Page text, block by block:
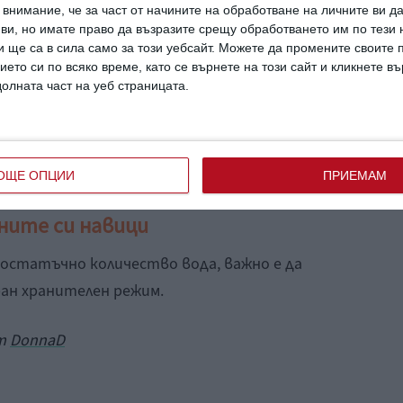
че за част от начините на обработване на личните ви
ви, но имате право да възразите срещу обработването им по тези
ще са в сила само за този уебсайт. Можете да промените своите
си по всяко време, като се върнете на този сайт и кликнете
част на уеб страницата.
ОПЦИИ ПРИЕМАМ
като излагане на химикали или
в теглото си
ви бъде трудно да отслабнете след
си навици
количество вода, важно е да
хранителен режим.
DonnaD